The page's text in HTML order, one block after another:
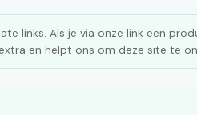
links. Als je via onze link een
en helpt ons om deze site te